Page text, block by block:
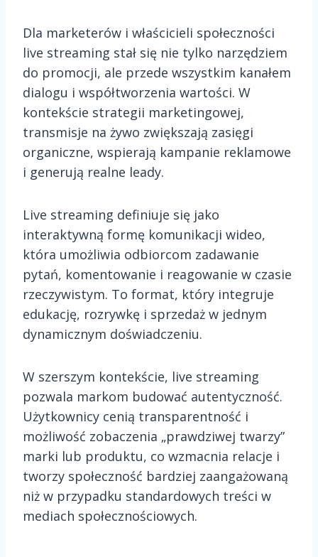
Dla marketerów i właścicieli społeczności
live streaming stał się nie tylko narzędziem
do promocji, ale przede wszystkim kanałem
dialogu i współtworzenia wartości. W
kontekście strategii marketingowej,
transmisje na żywo zwiększają zasięgi
organiczne, wspierają kampanie reklamowe
i generują realne leady.
Live streaming definiuje się jako
interaktywną formę komunikacji wideo,
która umożliwia odbiorcom zadawanie
pytań, komentowanie i reagowanie w czasie
rzeczywistym. To format, który integruje
edukację, rozrywkę i sprzedaż w jednym
dynamicznym doświadczeniu.
W szerszym kontekście, live streaming
pozwala markom budować autentyczność.
Użytkownicy cenią transparentność i
możliwość zobaczenia „prawdziwej twarzy”
marki lub produktu, co wzmacnia relacje i
tworzy społeczność bardziej zaangażowaną
niż w przypadku standardowych treści w
mediach społecznościowych.